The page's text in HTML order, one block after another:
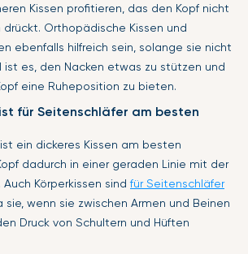
Kissen profitieren, das den Kopf nicht
Orthopädische Kissen und
ebenfalls hilfreich sein, solange sie nicht
ist es, den Nacken etwas zu stützen und
eine Ruheposition zu bieten.
für Seitenschläfer am besten
ein dickeres Kissen am besten
dadurch in einer geraden Linie mit der
Körperkissen sindfür Seitenschläfer
sie, wenn sie zwischen Armen und Beinen
Druck von Schultern und Hüften